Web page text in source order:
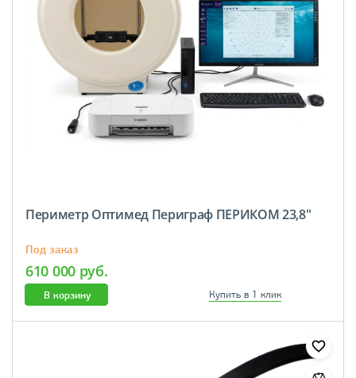
Периметр Оптимед Периграф ПЕРИКОМ 23,8"
Под заказ
610 000 руб.
В корзину Купить в 1 клик